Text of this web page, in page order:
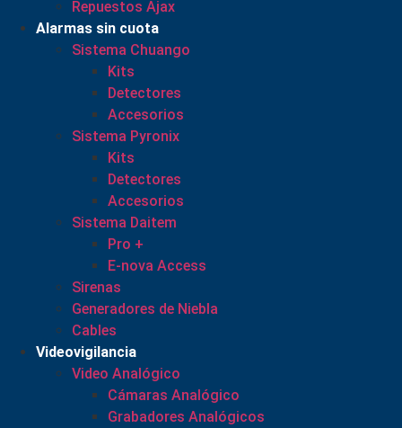
Repuestos Ajax
Alarmas sin cuota
Sistema Chuango
Kits
Detectores
Accesorios
Sistema Pyronix
Kits
Detectores
Accesorios
Sistema Daitem
Pro +
E-nova Access
Sirenas
Generadores de Niebla
Cables
Videovigilancia
Video Analógico
Cámaras Analógico
Grabadores Analógicos